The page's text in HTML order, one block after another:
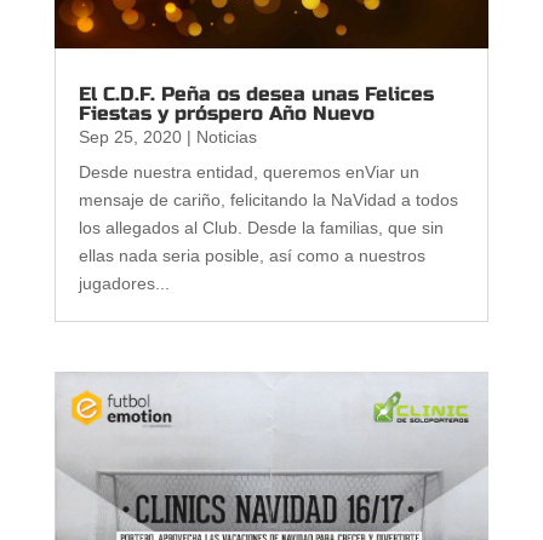
El C.D.F. Peña os desea unas Felices
Fiestas y próspero Año Nuevo
Sep 25, 2020| Noticias
Desde nuestra entidad, queremos enViar un
mensaje de cariño, felicitando la NaVidad a todos
los allegados al Club. Desde la familias, que sin
ellas nada seria posible, así como a nuestros
jugadores...